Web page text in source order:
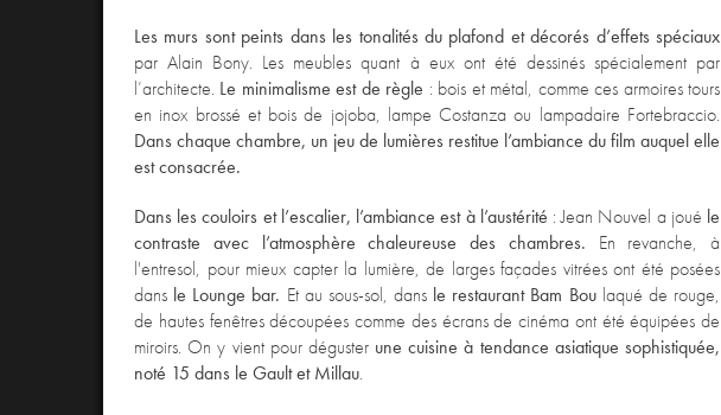
Les murs sont peints dans les tonalités du plafond et décorés d’effets spéciaux
par Alain Bony. Les meubles quant à eux ont été dessinés spécialement par
l’architecte. Le minimalisme est de règle : bois et métal, comme ces armoires tours
en inox brossé et bois de jojoba, lampe Costanza ou lampadaire Fortebraccio.
Dans chaque chambre, un jeu de lumières restitue l’ambiance du film auquel elle
est consacrée.
Dans les couloirs et l’escalier, l’ambiance est à l’austérité : Jean Nouvel a joué le
contraste avec l’atmosphère chaleureuse des chambres. En revanche, à
l'entresol, pour mieux capter la lumière, de larges façades vitrées ont été posées
dans le Lounge bar. Et au sous-sol, dans le restaurant Bam Boulaqué de rouge,
de hautes fenêtres découpées comme des écrans de cinéma ont été équipées de
miroirs. On y vient pour déguster une cuisine à tendance asiatique sophistiquée,
noté 15 dans le Gault et Millau.